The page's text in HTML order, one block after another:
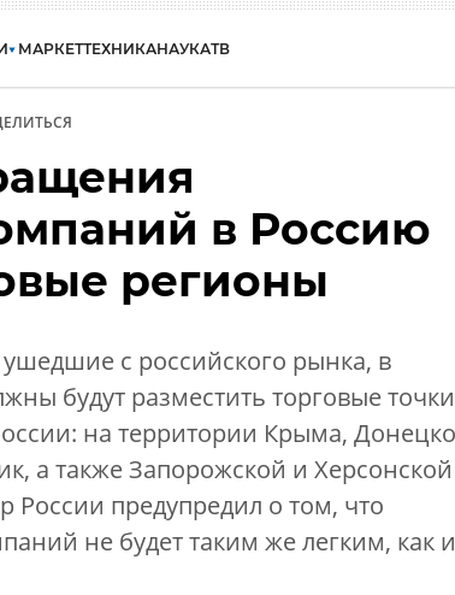
МАРКЕТТЕХНИКАНАУКАТВ
в Россию
регионы
с российского рынка, в
будут разместить торговые
на территории Крыма,
а также Запорожской и Херсонской
предупредил о том, что
не будет таким же легким, как